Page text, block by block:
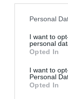
Personal
I want to
personal
Opted In
I want to
Personal
Opted In
francese
dei lavori di
spagnola.
I sindacati
posti di